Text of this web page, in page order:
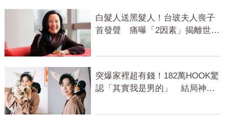
白髮人送黑髮人！台玻夫人喪子
首發聲 痛曝「2因素」揭離世真
突爆家裡超有錢！182萬HOOK驚
認「其實我是男的」 結局神反